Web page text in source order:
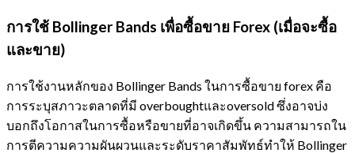
การใช้ Bollinger Bands เพื่อซื้อขาย Forex (เมื่อจะซื้อ
และขาย)
การใช้งานหลักของ Bollinger Bands ในการซื้อขาย forex คือ
การระบุสภาวะตลาดที่มี overboughtและoversold ซึ่งอาจบ่ง
บอกถึงโอกาสในการซื้อหรือขายที่อาจเกิดขึ้น ความสามารถใน
การตีความความผันผวนและระดับราคาสัมพัทธ์ทำให้ Bollinger